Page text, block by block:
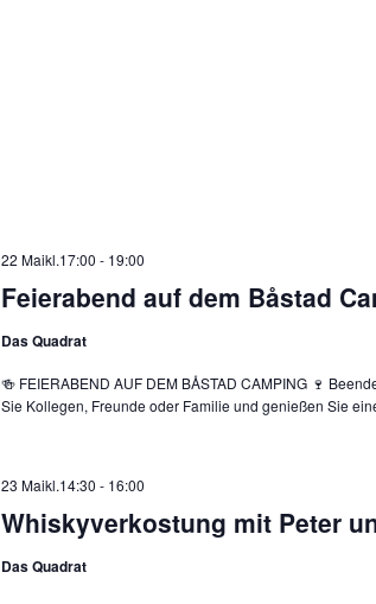
Feierabend auf dem Båstad
22 Maikl.17:00 - 19:00
Das Quadrat
🍻 FEIERABEND AUF DEM BÅSTAD CAMPING 🍷
Sie Kollegen, Freunde oder Familie und genießen Sie
Whiskyverkostung mit Peter
23 Maikl.14:30 - 16:00
Das Quadrat